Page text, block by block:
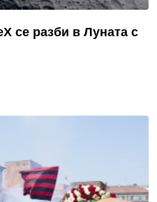
се разби в Луната с